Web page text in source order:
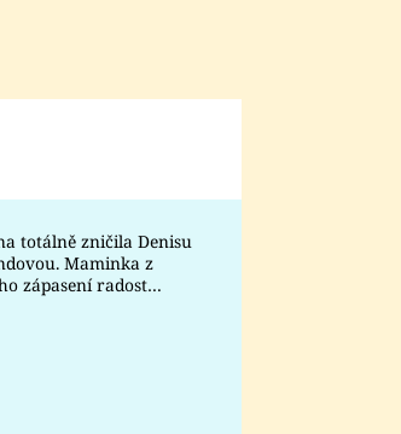
Prima Lajk
Sledujte nás
totálně zničila Denisu
Maminka z
zápasení radost